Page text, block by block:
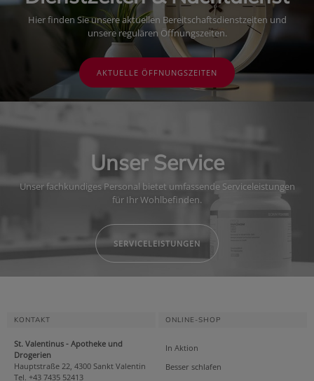
Hier finden Sie unsere aktuellen Bereitschaftsdienstzeiten und
unsere regulären Öffnungszeiten.
AKTUELLE ÖFFNUNGSZEITEN
Unser Service
Unser fachkundiges Personal bietet umfassende Serviceleistungen
für Ihr Wohlbefinden.
SERVICELEISTUNGEN
KONTAKT
St. Valentinus - Apotheke und
Drogerien
Hauptstraße 22, 4300 Sankt Valentin
Tel. +43 7435 52413
ONLINE-SHOP
In Aktion
Besser schlafen